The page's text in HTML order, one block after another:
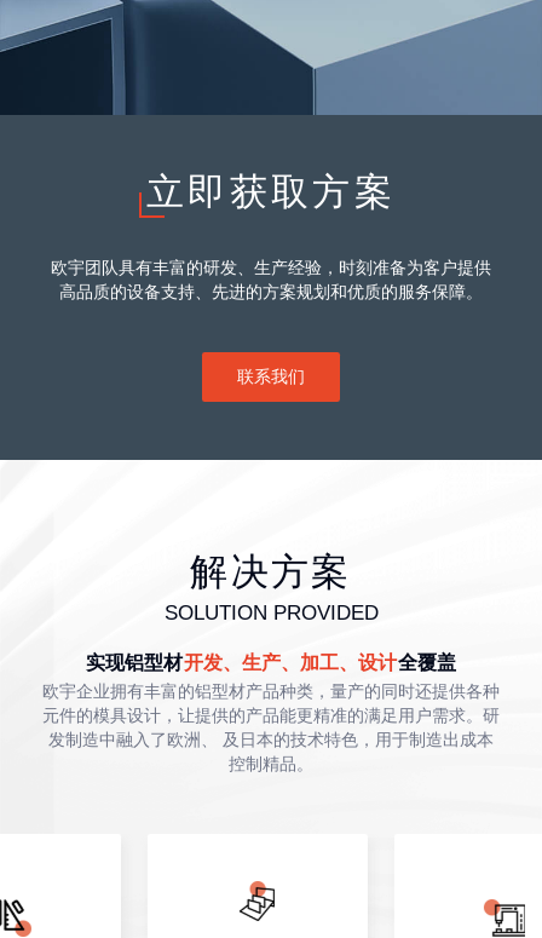
立即获取方案
欧宇团队具有丰富的研发、生产经验，时刻准备为客户提供
高品质的设备支持、先进的方案规划和优质的服务保障。
联系我们
解决方案
SOLUTION PROVIDED
实现铝型材开发、生产、加工、设计全覆盖
欧宇企业拥有丰富的铝型材产品种类，量产的同时还提供各种
元件的模具设计，让提供的产品能更精准的满足用户需求。研
发制造中融入了欧洲、 及日本的技术特色，用于制造出成本
控制精品。